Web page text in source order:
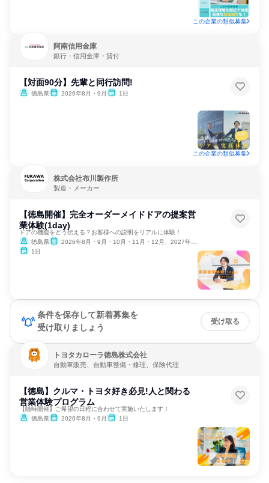
この企業の類似募集
阿南信用金庫
銀行・信用金庫・貸付
【対面90分】先輩と同行訪問!
徳島県 2026年8月・9月 1日
この企業の類似募集
株式会社布川製作所
製造・メーカー
【徳島開催】完全オーダーメイドドアの提案営
業体験(1day)
ドアの機能をどう伝える？お客様への説明をリアルに体験！
徳島県
2026年8月・9月・10月・11月・12月、2027年1月・2月
1日
条件を保存して新着募集を
受け取りましょう
受け取る
トヨタカローラ徳島株式会社
自動車販売、自動車整備・修理、保険代理
【徳島】クルマ・トヨタ好き必見!人と関わる
営業体験プログラム
【随時開催】ご希望の日程に合わせて実施いたします！
徳島県
2026年8月・9月 1日